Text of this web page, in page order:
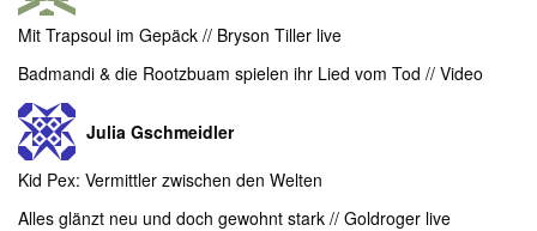
Mit Trapsoul im Gepäck // Bryson Tiller live
Badmandi & die Rootzbuam spielen ihr Lied vom Tod // Video
Julia Gschmeidler
Kid Pex: Vermittler zwischen den Welten
Alles glänzt neu und doch gewohnt stark // Goldroger live